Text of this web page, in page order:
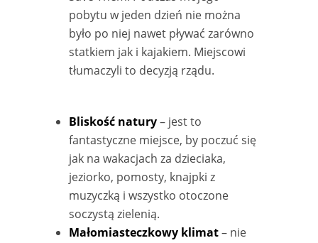
pobytu w jeden dzień nie można
było po niej nawet pływać zarówno
statkiem jak i kajakiem. Miejscowi
tłumaczyli to decyzją rządu.
Bliskość natury– jest to
fantastyczne miejsce, by poczuć się
jak na wakacjach za dzieciaka,
jeziorko, pomosty, knajpki z
muzyczką i wszystko otoczone
soczystą zielenią.
Małomiasteczkowy klimat– nie